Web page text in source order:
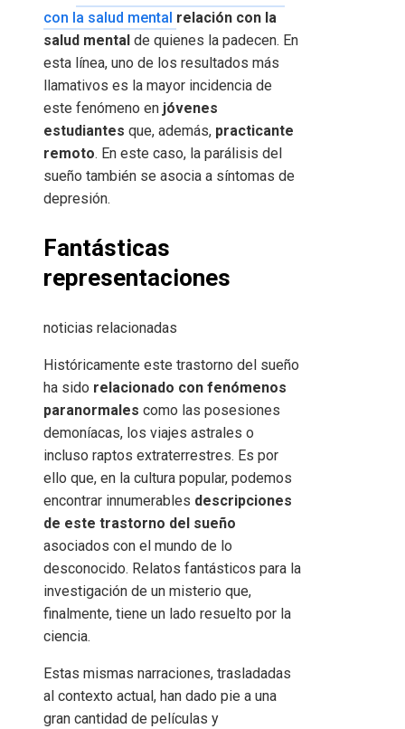
con la salud mental relación con la
salud mental de quienes la padecen. En
esta línea, uno de los resultados más
llamativos es la mayor incidencia de
este fenómeno en jóvenes
estudiantes que, además, practicante
remoto. En este caso, la parálisis del
sueño también se asocia a síntomas de
depresión.
Fantásticas
representaciones
noticias relacionadas
Históricamente este trastorno del sueño
ha sido relacionado con fenómenos
paranormales como las posesiones
demoníacas, los viajes astrales o
incluso raptos extraterrestres. Es por
ello que, en la cultura popular, podemos
encontrar innumerables descripciones
de este trastorno del sueño
asociados con el mundo de lo
desconocido. Relatos fantásticos para la
investigación de un misterio que,
finalmente, tiene un lado resuelto por la
ciencia.
Estas mismas narraciones, trasladadas
al contexto actual, han dado pie a una
gran cantidad de películas y